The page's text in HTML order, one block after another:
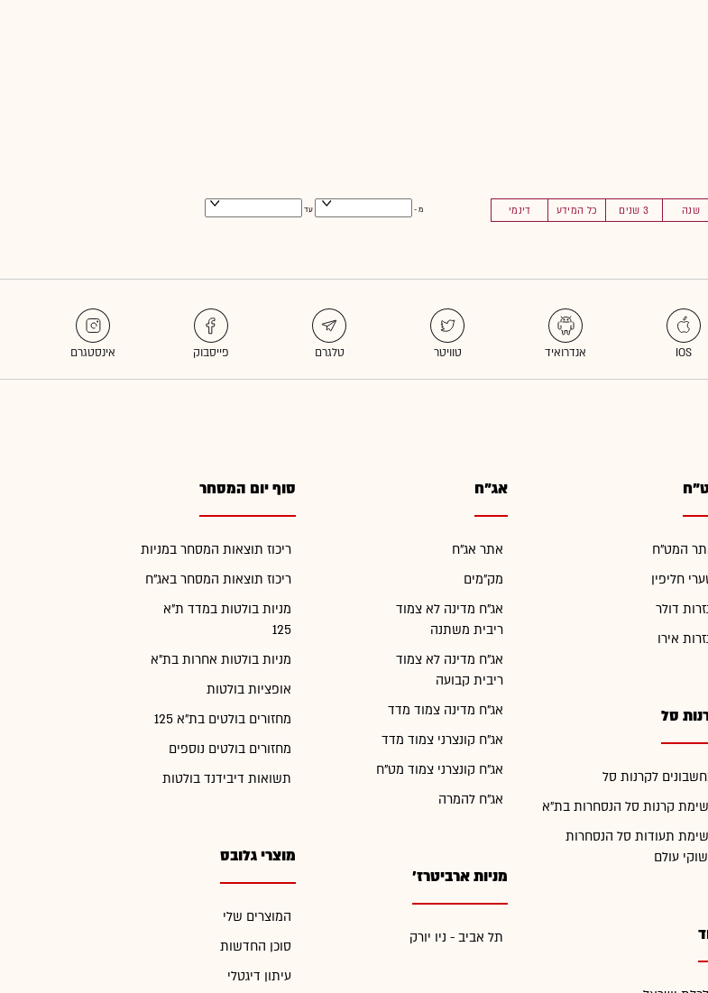
שנה 3 שנים כל המידע דינמי מ - עד
המט"ח
חליפין
דולר
אירו
סל
לקרנות סל
קרנות סל הנסחרות בת"א
תעודות סל הנסחרות
עולם
אג"ח
אתר אג"ח
מק"מים
אג"ח מדינה לא צמוד
ריבית משתנה
אג"ח מדינה לא צמוד
ריבית קבועה
אג"ח מדינה צמוד מדד
אג"ח קונצרני צמוד מדד
אג"ח קונצרני צמוד מט"ח
אג"ח להמרה
מניות ארביטרז'
תל אביב - ניו יורק
סוף יום המסחר
ריכוז תוצאות המסחר במניות
ריכוז תוצאות המסחר באג"ח
מניות בולטות במדד ת"א
125
מניות בולטות אחרות בת"א
אופציות בולטות
מחזורים בולטים בת"א 125
מחזורים בולטים נוספים
תשואות דיבידנד בולטות
מוצרי גלובס
המוצרים שלי
סוכן החדשות
עיתון דיגטלי